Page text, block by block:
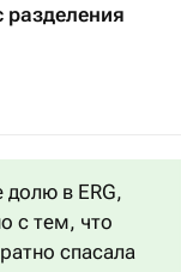
в ERG,
с тем, что
спасала